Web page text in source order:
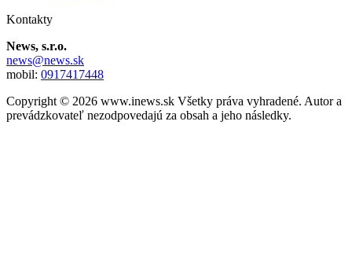
Kontakty
News, s.r.o.
news@news.sk
mobil: 0917417448
Copyright © 2026 www.inews.sk Všetky práva vyhradené. Autor a
prevádzkovateľ nezodpovedajú za obsah a jeho následky.